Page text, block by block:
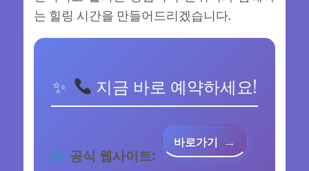
는 힐링 시간을 만들어드리겠습니다.
지금 바로 예약하세요!
공식 웹사이트:
바로가기